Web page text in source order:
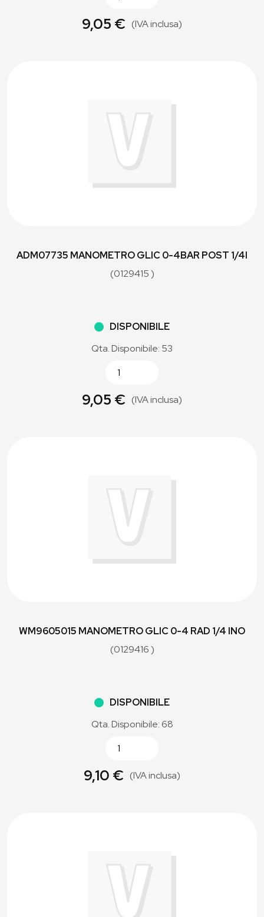
9,05 € (IVA inclusa)
ADM07735 MANOMETRO GLIC 0-4BAR POST 1/4I
(0129415 )
DISPONIBILE
Qta. Disponibile: 53
9,05 € (IVA inclusa)
WM9605015 MANOMETRO GLIC 0-4 RAD 1/4 INO
(0129416 )
DISPONIBILE
Qta. Disponibile: 68
9,10 € (IVA inclusa)